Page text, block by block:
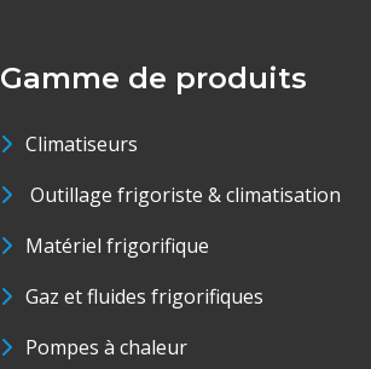
Gamme de produits
Climatiseurs
Outillage frigoriste & climatisation
Matériel frigorifique
Gaz et fluides frigorifiques
Pompes à chaleur